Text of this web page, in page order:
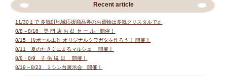
Recent article
11/30まで 多気町地域応援商品券のお買物は多気クリスタルで♬
8/8～8/16 専 門 店 お 盆 セ ー ル 開催！
8/15 段ボール工作 オリジナルクワガタを作ろう！ 開催！
8/11 夏のたきミニまるマルシェ 開催！
8/8・8/9 子 供 縁 日 開催！
8/19～8/23 ミシン台展示会 開催！